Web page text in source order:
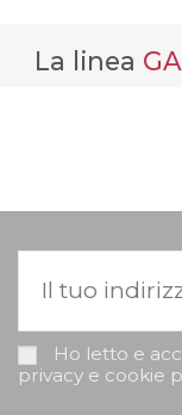
La linea
Ho letto e
privacy e cookie